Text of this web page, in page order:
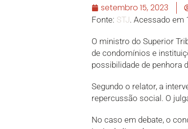
setembro 15, 2023
Fonte: STJ. Acessado em
​O ministro do Superior
de condomínios e
possibilidade de penhora
Segundo o relator, a
repercussão social. O
No caso em debate, o